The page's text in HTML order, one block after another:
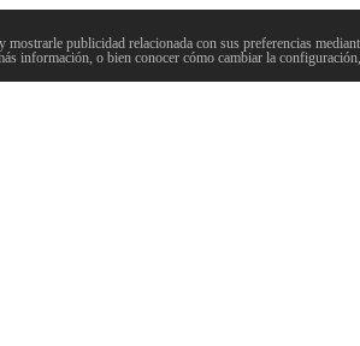
publicidad relacionada con sus preferencias
información, o bien conocer cómo cambiar la